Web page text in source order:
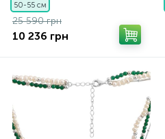
50-55 см
25 590 грн
10 236 грн